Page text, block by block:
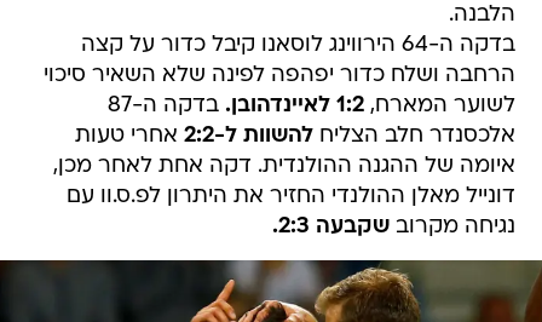
הלבנה.
בדקה ה-64 הירווינג לוסאנו קיבל כדור על קצה
הרחבה ושלח כדור יפהפה לפינה שלא השאיר סיכוי
לשוער המארח,1:2 לאיינדהובן.
בדקה ה-87
אלכסנדר חלב הצליחלהשוות ל-2:2
אחרי טעות
איומה של ההגנה ההולנדית. דקה אחת לאחר מכן,
דונייל מאלן ההולנדי החזיר את היתרון לפ.ס.וו עם
נגיחה מקרובשקבעה 2:3.